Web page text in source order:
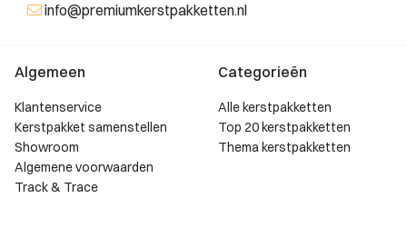
info@premiumkerstpakketten.nl
Algemeen
Klantenservice
Kerstpakket samenstellen
Showroom
Algemene voorwaarden
Track & Trace
Categorieën
Alle kerstpakketten
Top 20 kerstpakketten
Thema kerstpakketten